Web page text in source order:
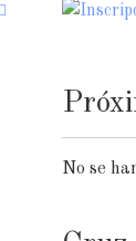
No se